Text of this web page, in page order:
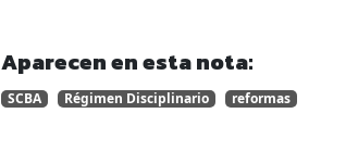
Aparecen en esta nota:
SCBA Régimen Disciplinario reformas